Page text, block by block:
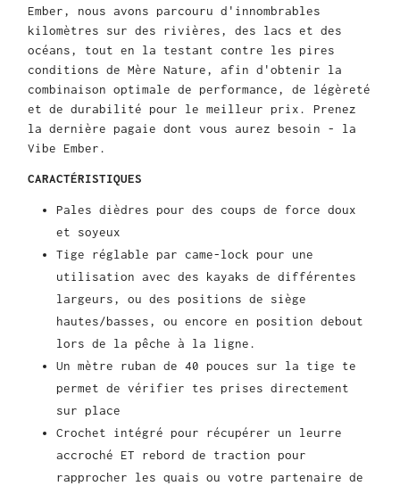
Ember, nous avons parcouru d'innombrables
kilomètres sur des rivières, des lacs et des
océans, tout en la testant contre les pires
conditions de Mère Nature, afin d'obtenir la
combinaison optimale de performance, de légèreté
et de durabilité pour le meilleur prix. Prenez
la dernière pagaie dont vous aurez besoin - la
Vibe Ember.
CARACTÉRISTIQUES
Pales dièdres pour des coups de force doux
et soyeux
Tige réglable par came-lock pour une
utilisation avec des kayaks de différentes
largeurs, ou des positions de siège
hautes/basses, ou encore en position debout
lors de la pêche à la ligne.
Un mètre ruban de 40 pouces sur la tige te
permet de vérifier tes prises directement
sur place
Crochet intégré pour récupérer un leurre
accroché ET rebord de traction pour
rapprocher les quais ou votre partenaire de